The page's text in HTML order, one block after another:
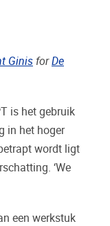
Ginis forDe
is het gebruik
in het hoger
wordt ligt
‘We
een werkstuk